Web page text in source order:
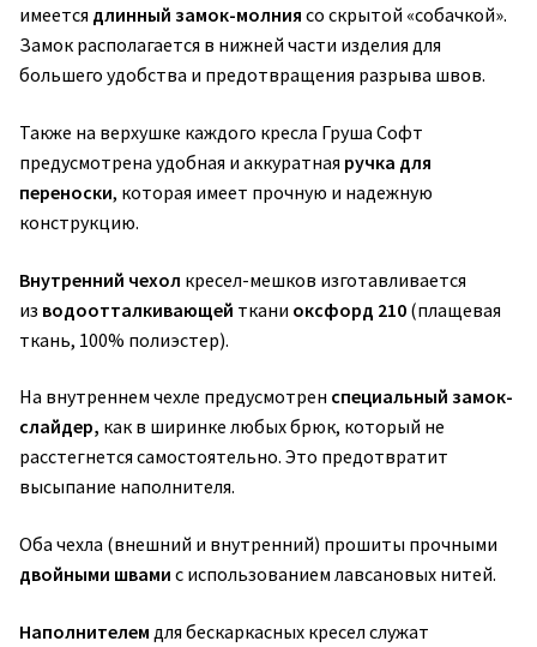
имеется длинный замок-молния со скрытой «собачкой».
Замок располагается в нижней части изделия для
большего удобства и предотвращения разрыва швов.
Также на верхушке каждого кресла Груша Софт
предусмотрена удобная и аккуратная ручка для
переноски, которая имеет прочную и надежную
конструкцию.
Внутренний чехол кресел-мешков изготавливается
из водоотталкивающей ткани оксфорд 210 (плащевая
ткань, 100% полиэстер).
На внутреннем чехле предусмотрен специальный замок-
слайдер, как в ширинке любых брюк, который не
расстегнется самостоятельно. Это предотвратит
высыпание наполнителя.
Оба чехла (внешний и внутренний) прошиты прочными
двойными швами с использованием лавсановых нитей.
Наполнителем для бескаркасных кресел служат